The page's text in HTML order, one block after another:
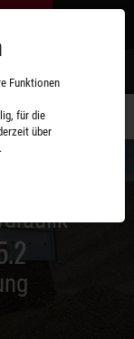
Funktionen
für die
über